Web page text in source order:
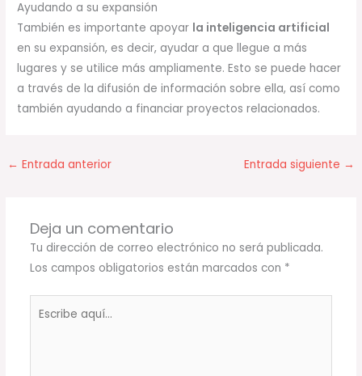
Ayudando a su expansión
También es importante apoyar la inteligencia artificial
en su expansión, es decir, ayudar a que llegue a más
lugares y se utilice más ampliamente. Esto se puede hacer
a través de la difusión de información sobre ella, así como
también ayudando a financiar proyectos relacionados.
← Entrada anterior Entrada siguiente →
Deja un comentario
Tu dirección de correo electrónico no será publicada.
Los campos obligatorios están marcados con *